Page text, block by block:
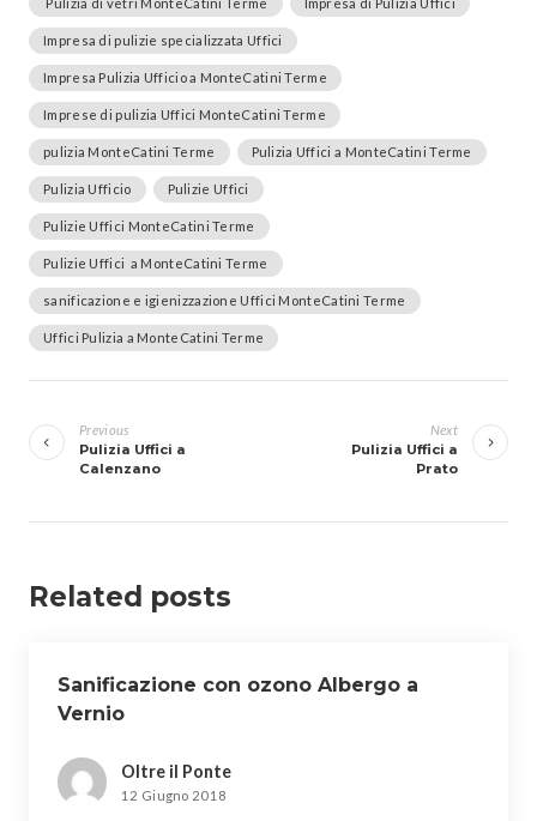
Impresa di pulizie specializzata Uffici
Impresa Pulizia Ufficio a MonteCatini Terme
Imprese di pulizia Uffici MonteCatini Terme
pulizia MonteCatini Terme Pulizia Uffici a MonteCatini Terme
Pulizia Ufficio Pulizie Uffici
Pulizie Uffici MonteCatini Terme
Pulizie Uffici a MonteCatini Terme
sanificazione e igienizzazione Uffici MonteCatini Terme
Uffici Pulizia a MonteCatini Terme
articoli
Previous
Pulizia Uffici a
Calenzano
Next
Pulizia Uffici a
Prato
Related posts
Sanificazione con ozono Albergo a
Vernio
Oltre il Ponte
12 Giugno 2018